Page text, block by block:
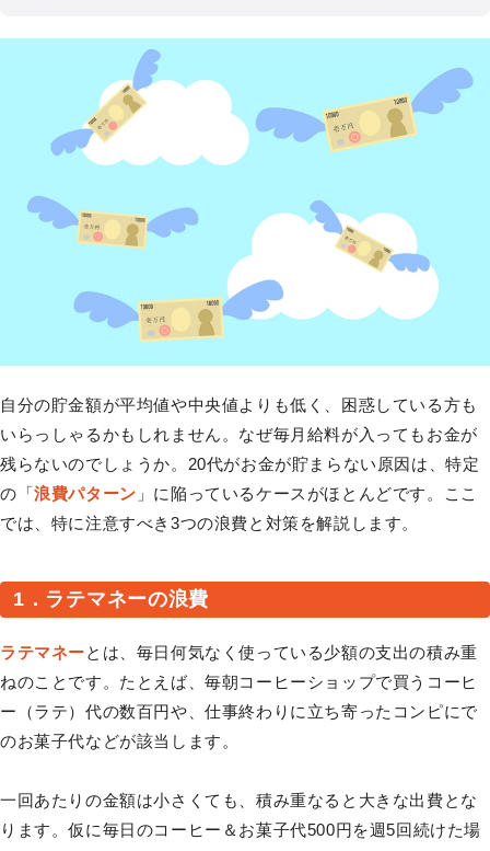
自分の貯金額が平均値や中央値よりも低く、困惑している方も
いらっしゃるかもしれません。なぜ毎月給料が入ってもお金が
残らないのでしょうか。20代がお金が貯まらない原因は、特定
の「浪費パターン 」に陥っているケースがほとんどです。ここ
では、特に注意すべき3つの浪費と対策を解説します。
1．ラテマネーの浪費
ラテマネーとは、毎日何気なく使っている少額の支出の積み重
ねのことです。たとえば、毎朝コーヒーショップで買うコーヒ
ー（ラテ）代の数百円や、仕事終わりに立ち寄ったコンピにで
のお菓子代などが該当します。
一回あたりの金額は小さくても、積み重なると大きな出費とな
ります。仮に毎日のコーヒー＆お菓子代500円を週5回続けた場